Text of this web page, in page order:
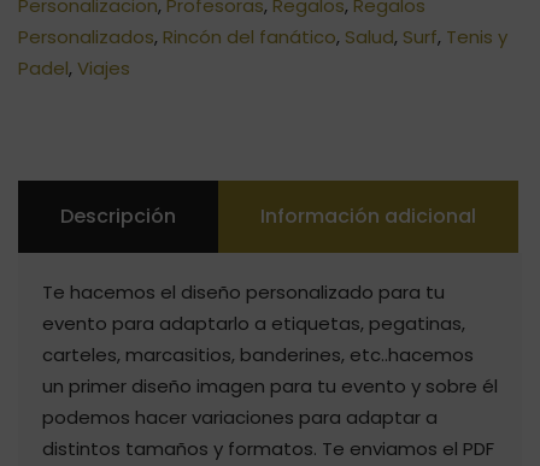
Personalizacion, Profesoras, Regalos, Regalos
Personalizados, Rincón del fanático, Salud, Surf, Tenis y
Padel, Viajes
Descripción Información adicional
Te hacemos el diseño personalizado para tu
evento para adaptarlo a etiquetas, pegatinas,
carteles, marcasitios, banderines, etc..hacemos
un primer diseño imagen para tu evento y sobre él
podemos hacer variaciones para adaptar a
distintos tamaños y formatos. Te enviamos el PDF